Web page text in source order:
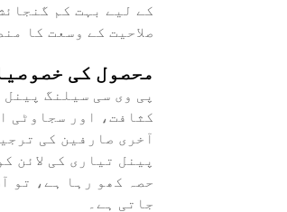
کے لیے بہت کم
صلاحیت کے وسعت کا
محصول کی
پی وی سی سیلنگ
کثافت، اور سجاوٹی
آخری صارفین کی
پینل تیاری کی لائن
حصہ کھو رہا ہے، تو
جاتی ہے۔